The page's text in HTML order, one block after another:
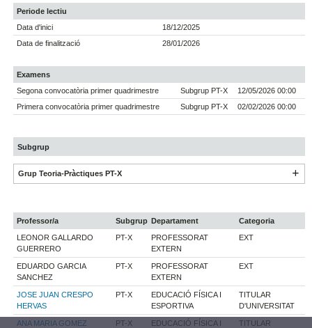
Periode lectiu
Data d'inici
18/12/2025
Data de finalització
28/01/2026
Examens
Segona convocatòria primer quadrimestre
Subgrup PT-X
12/05/2026 00:00
Primera convocatòria primer quadrimestre
Subgrup PT-X 02/02/2026 00:00
Subgrup
Grup Teoria-Pràctiques PT-X
Professor/a Subgrup Departament
Categoria
LEONOR GALLARDO
GUERRERO
PT-X
PROFESSORAT
EXTERN
EXT
EDUARDO GARCIA
SANCHEZ
PT-X
PROFESSORAT
EXTERN
EXT
JOSE JUAN CRESPO
HERVAS
PT-X
EDUCACIÓ FÍSICA I
ESPORTIVA
TITULAR
D'UNIVERSITAT
ANA MARIA GOMEZ PT-X EDUCACIÓ FÍSICA I TITULAR